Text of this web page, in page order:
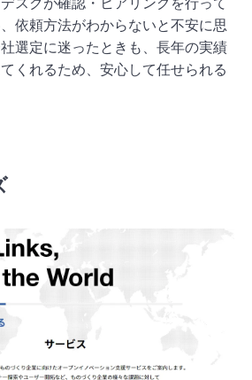
スクが確認・ヒアリングを行って
依頼方法がわからないと不安に思
選定に迷ったときも、長年の実績
くれるため、安心して任せられる